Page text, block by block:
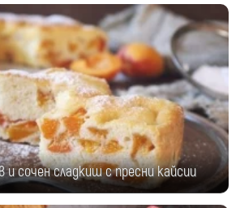
и сочен сладкиш с пресни кайсии